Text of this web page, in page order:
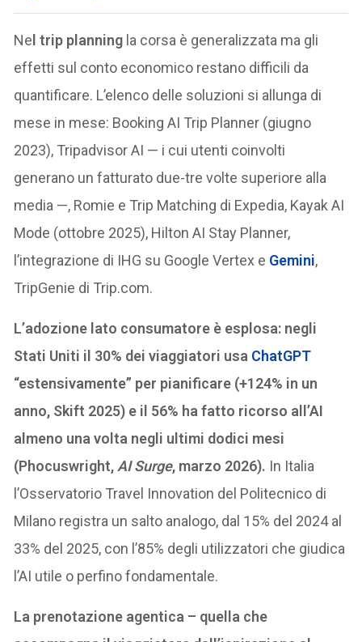
Ne l trip planning la corsa è generalizzata ma gli
effetti sul conto economico restano difficili da
quantificare. L’elenco delle soluzioni si allunga di
mese in mese: Booking AI Trip Planner (giugno
2023), Tripadvisor AI — i cui utenti coinvolti
generano un fatturato due-tre volte superiore alla
media —, Romie e Trip Matching di Expedia, Kayak AI
Mode (ottobre 2025), Hilton AI Stay Planner,
l’integrazione di IHG su Google Vertex e Gemini,
TripGenie di Trip.com.
L’adozione lato consumatore è esplosa: negli
Stati Uniti il 30% dei viaggiatori usa ChatGPT
“estensivamente” per pianificare (+124% in un
anno, Skift 2025) e il 56% ha fatto ricorso all’AI
almeno una volta negli ultimi dodici mesi
(Phocuswright,AI Surge, marzo 2026). In Italia
l’Osservatorio Travel Innovation del Politecnico di
Milano registra un salto analogo, dal 15% del 2024 al
33% del 2025, con l’85% degli utilizzatori che giudica
l’AI utile o perfino fondamentale.
La prenotazione agentica – quella che